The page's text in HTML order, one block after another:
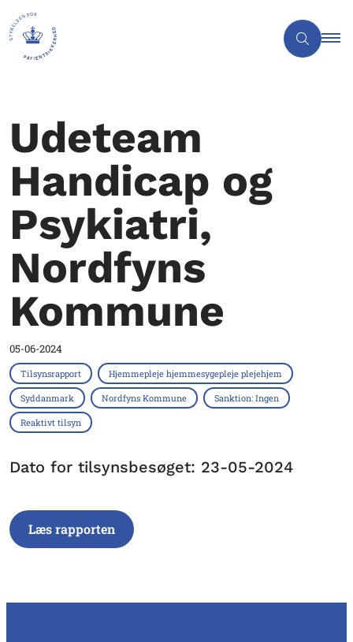
Udeteam
Handicap og
Psykiatri,
Nordfyns
Kommune
05-06-2024
Tilsynsrapport Hjemmepleje hjemmesygepleje plejehjem
Syddanmark Nordfyns Kommune Sanktion: Ingen
Reaktivt tilsyn
Dato for tilsynsbesøget: 23-05-2024
Læs rapporten